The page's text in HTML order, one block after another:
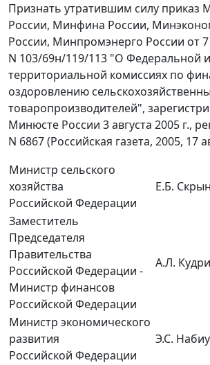
Признать утратившим силу приказ
России, Минфина России,
России, Минпромэнерго России от
N 103/69н/119/113 "О Федеральной и
территориальной комиссиях по
оздоровлению
товаропроизводителей",
Минюсте России 3 августа 2005 г.,
N 6867 (Российская газета, 2005, 17
Министр сельского
хозяйства
Российской Федерации
Е.Б.
Заместитель
Председателя
Правительства
Российской Федерации -
Министр финансов
Российской Федерации
А.Л.
Министр экономического
развития
Российской Федерации
Э.С.